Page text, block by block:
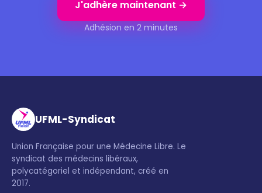
J'adhère maintenant →
Adhésion en 2 minutes
UFML-Syndicat
Union Française pour une Médecine Libre. Le
syndicat des médecins libéraux,
polycatégoriel et indépendant, créé en
2017.